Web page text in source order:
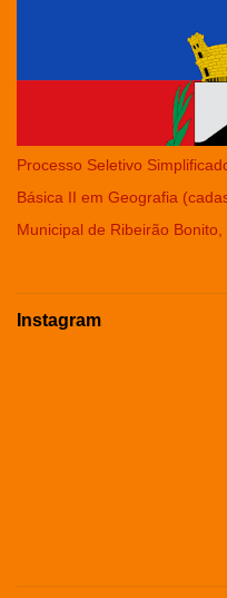
Processo Seletivo
Básica II em Geografia
Municipal de Ribeirão Bonito,
Instagram